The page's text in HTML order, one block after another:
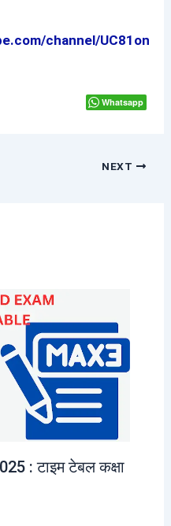
channel/UC81on
Whatsapp
NEXT
: टाइम टेबल कक्षा